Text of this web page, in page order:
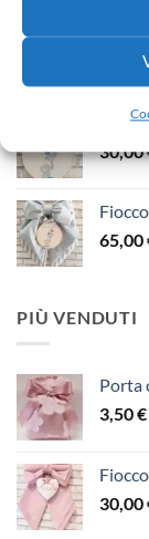
40,00
30,00
65,00
PIÙ VENDUTI
Porta
3,50€
30,00